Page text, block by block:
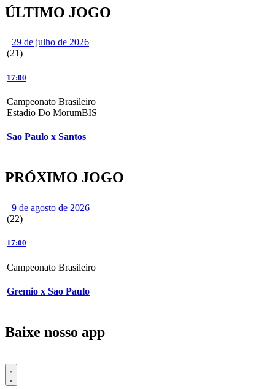
ÚLTIMO JOGO
29 de julho de 2026
(21)
17:00
Campeonato Brasileiro
Estadio Do MorumBIS
Sao Paulo x Santos
PRÓXIMO JOGO
9 de agosto de 2026
(22)
17:00
Campeonato Brasileiro
Gremio x Sao Paulo
Baixe nosso app